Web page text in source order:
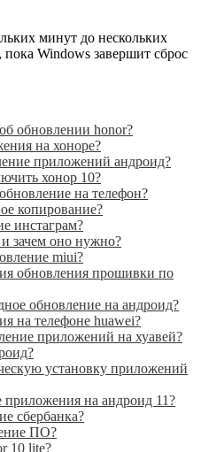
минут до нескольких
Windows завершит сброс
обновлении honor?
на хоноре?
приложений андроид?
хонор 10?
на телефон?
копирование?
инстаграм?
зачем оно нужно?
miui?
обновления прошивки по
обновление на андроид?
на телефоне huawei?
приложений на хуавей?
установку приложений
приложения на андроид 11?
сбербанка?
ПО?
10 lite?